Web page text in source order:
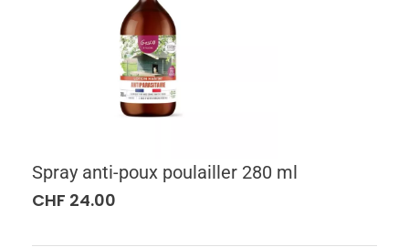
Spray anti-poux poulailler 280 ml
CHF 24.00